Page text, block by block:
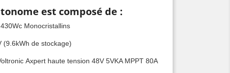
est composé de :
Monocristallins
(9.6kWh de stockage)
Axpert haute tension 48V 5VKA MPPT 80A